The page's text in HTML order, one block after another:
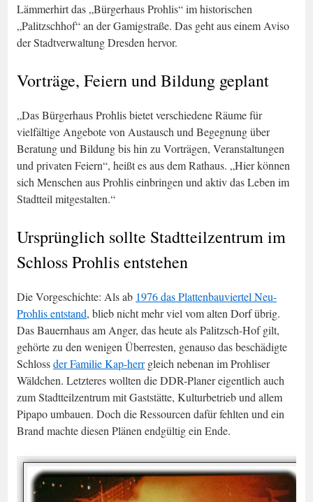
Lämmerhirt das „Bürgerhaus Prohlis“ im historischen
„Palitzschhof“ an der Gamigstraße. Das geht aus einem Aviso
der Stadtverwaltung Dresden hervor.
Vorträge, Feiern und Bildung geplant
„Das Bürgerhaus Prohlis bietet verschiedene Räume für
vielfältige Angebote von Austausch und Begegnung über
Beratung und Bildung bis hin zu Vorträgen, Veranstaltungen
und privaten Feiern“, heißt es aus dem Rathaus. „Hier können
sich Menschen aus Prohlis einbringen und aktiv das Leben im
Stadtteil mitgestalten.“
Ursprünglich sollte Stadtteilzentrum im
Schloss Prohlis entstehen
Die Vorgeschichte: Als ab 1976 das Plattenbauviertel Neu-
Prohlis entstand, blieb nicht mehr viel vom alten Dorf übrig.
Das Bauernhaus am Anger, das heute als Palitzsch-Hof gilt,
gehörte zu den wenigen Überresten, genauso das beschädigte
Schlossder Familie Kap-herrgleich nebenan im Prohliser
Wäldchen. Letzteres wollten die DDR-Planer eigentlich auch
zum Stadtteilzentrum mit Gaststätte, Kulturbetrieb und allem
Pipapo umbauen. Doch die Ressourcen dafür fehlten und ein
Brand machte diesen Plänen endgültig ein Ende.